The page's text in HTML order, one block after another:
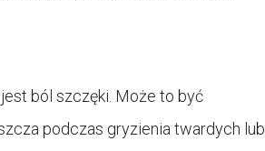
ból szczęki. Może to być
podczas gryzienia twardych lub